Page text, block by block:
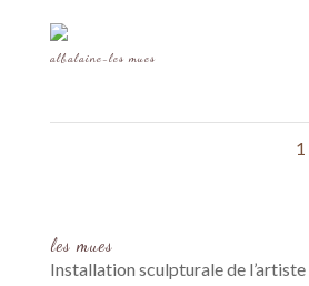
albalaine-les mues
1
les mues
Installation sculpturale de